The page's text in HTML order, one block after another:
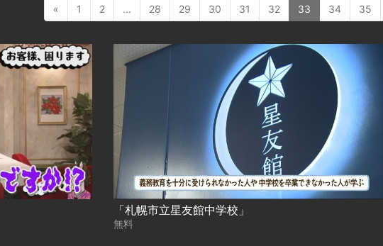
« 1 2 ... 28 29 30 31 32 33 34 35
「札幌市立星友館中学校」
無料